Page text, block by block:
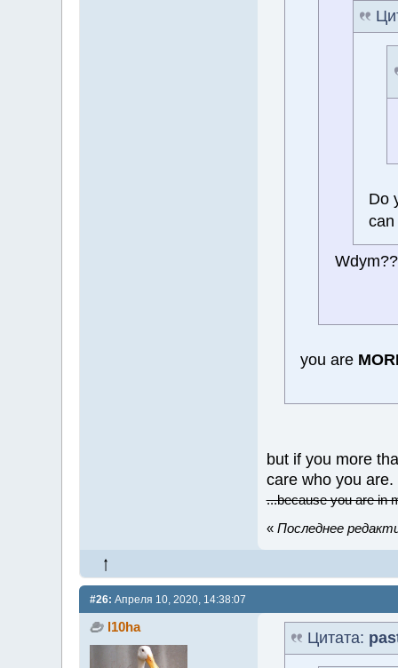
Do
you are
but if you more
care who you are.
...because you are in
« Последнее
#26: Апреля 10, 2020, 14:38:07
l10ha
Цитата: